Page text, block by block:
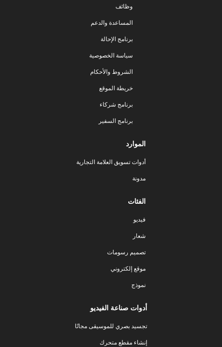
وظائف
المساعدة والدعم
برنامج الإحالة
سياسة الخصوصية
الشروط والأحكام
خريطة الموقع
برنامج شركاء
برنامج السفير
الموارد
أدوات تسويق العلامة التجارية
مدونة
الفئات
فيديو
شعار
تصميم رسومات
موقع إلكتروني
نموذج
أدوات صناعة الفيديو
تجسيد بصري للموسيقى مجانًا
إنشاء مقطع متحرك